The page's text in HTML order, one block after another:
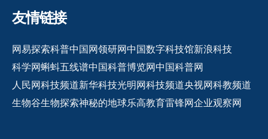
友情链接
网易探索科普中国网领研网中国数字科技馆新浪科技
科学网蝌蚪五线谱中国科普博览网中国科普网
人民网科技频道新华科技光明网科技频道央视网科教频道
生物谷生物探索神秘的地球乐高教育雷锋网企业观察网